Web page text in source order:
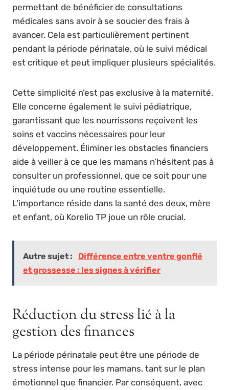
permettant de bénéficier de consultations
médicales sans avoir à se soucier des frais à
avancer. Cela est particulièrement pertinent
pendant la période périnatale, où le suivi médical
est critique et peut impliquer plusieurs spécialités.
Cette simplicité n’est pas exclusive à la maternité.
Elle concerne également le suivi pédiatrique,
garantissant que les nourrissons reçoivent les
soins et vaccins nécessaires pour leur
développement. Éliminer les obstacles financiers
aide à veiller à ce que les mamans n’hésitent pas à
consulter un professionnel, que ce soit pour une
inquiétude ou une routine essentielle.
L’importance réside dans la santé des deux, mère
et enfant, où Korelio TP joue un rôle crucial.
Autre sujet :
Différence entre ventre gonflé
et grossesse : les signes à vérifier
Réduction du stress lié à la
gestion des finances
La période périnatale peut être une période de
stress intense pour les mamans, tant sur le plan
émotionnel que financier. Par conséquent, avec